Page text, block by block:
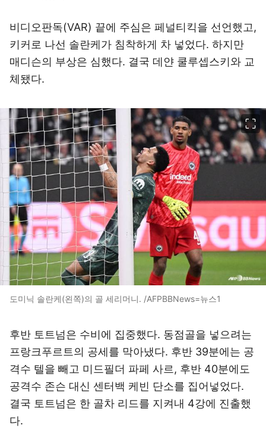
비디오판독(VAR) 끝에 주심은 페널티킥을 선언했고,
키커로 나선 솔란케가 침착하게 차 넣었다. 하지만
매디슨의 부상은 심했다. 결국 데얀 쿨루셉스키와 교
체됐다.
도미닉 솔란케(왼쪽)의 골 세리머니. /AFPBBNews=뉴스1
후반 토트넘은 수비에 집중했다. 동점골을 넣으려는
프랑크푸르트의 공세를 막아냈다. 후반 39분에는 공
격수 텔을 빼고 미드필더 파페 사르, 후반 40분에도
공격수 존슨 대신 센터백 케빈 단소를 집어넣었다.
결국 토트넘은 한 골차 리드를 지켜내 4강에 진출했
다.